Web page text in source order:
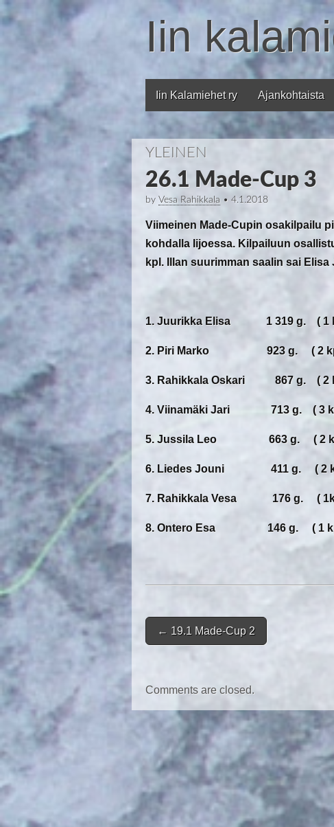
Iin
Main menu
Iin Kalamiehet ry Ajankohtaista
YLEINEN
26.1 Made-Cup 3
by Vesa Rahikkala • 4.1.2018
Viimeinen Made-Cupin osakilpailu
kohdalla Iijoessa. Kilpailuun
kpl. Illan suurimman saalin sai Elisa
1. Juurikka Elisa 1 319 g. ( 1
2. Piri Marko 923 g. ( 2
3. Rahikkala Oskari 867 g. ( 2
4. Viinamäki Jari 713 g. ( 3
5. Jussila Leo 663 g. ( 2
6. Liedes Jouni 411 g. ( 2
7. Rahikkala Vesa 176 g. (
8. Ontero Esa 146 g. ( 1
Post navigation
← 19.1 Made-Cup 2
Comments are closed.